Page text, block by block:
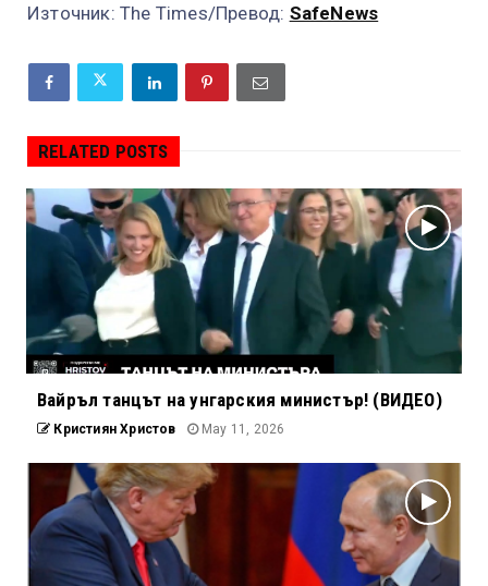
Източник: The Times/Превод: SafeNews
RELATED POSTS
Вайръл танцът на унгарския министър! (ВИДЕО)
Кристиян Христов May 11, 2026